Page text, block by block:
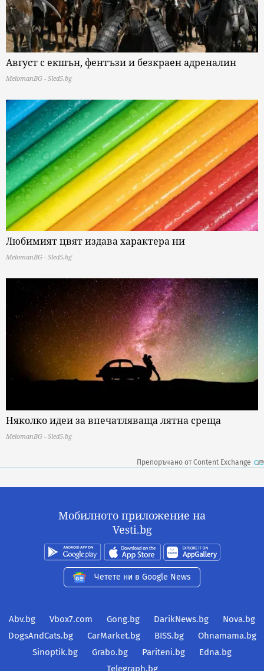
Август с екшън, фентъзи и безкраен адреналин
MelomanBG - Sled5.bg
Любимият цвят издава характера ни
MelomanBG - Sled5.bg
Няколко идеи за впечатляваща лятна среща
MelomanBG - Sled5.bg
Препоръчано от Content Exchange
Мобилното приложение на
Vesti.bg
Четете ни в Google News
Abv.bg Vbox7.com Gong.bg DarikNews.bg
Nova.bg
DogsAndCats.bg
CarMarket.bg BISS.bg
Ohnamama.bg
Sinoptik.bg
Grabo.bg Pariteni.bg
Edna.bg
Telegraph.bg